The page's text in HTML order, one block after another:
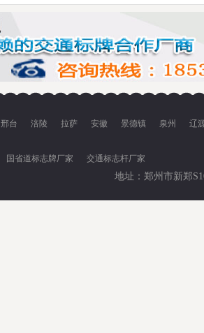
邢台 涪陵 拉萨 安徽 景德镇 泉州 辽
国省道标志牌厂家 交通标志杆厂家
地址：郑州市新郑